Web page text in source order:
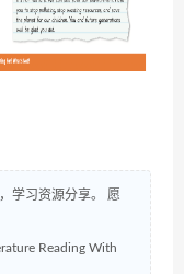
学习资源分享。 愿
Reading With